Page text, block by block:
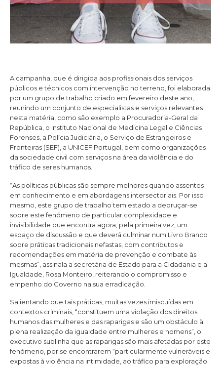
A campanha, que é dirigida aos profissionais dos serviços
públicos e técnicos com intervenção no terreno, foi elaborada
por um grupo de trabalho criado em fevereiro deste ano,
reunindo um conjunto de especialistas e serviços relevantes
nesta matéria, como são exemplo a Procuradoria-Geral da
República, o Instituto Nacional de Medicina Legal e Ciências
Forenses, a Polícia Judiciária, o Serviço de Estrangeiros e
Fronteiras (SEF), a UNICEF Portugal, bem como organizações
da sociedade civil com serviços na área da violência e do
tráfico de seres humanos.
“As políticas públicas são sempre melhores quando assentes
em conhecimento e em abordagens intersectoriais. Por isso
mesmo, este grupo de trabalho tem estado a debruçar-se
sobre este fenómeno de particular complexidade e
invisibilidade que encontra agora, pela primeira vez, um
espaço de discussão e que deverá culminar num Livro Branco
sobre práticas tradicionais nefastas, com contributos e
recomendações em matéria de prevenção e combate às
mesmas”, assinala a secretária de Estado para a Cidadania e a
Igualdade, Rosa Monteiro, reiterando o compromisso e
empenho do Governo na sua erradicação.
Salientando que tais práticas, muitas vezes imiscuídas em
contextos criminais, “constituem uma violação dos direitos
humanos das mulheres e das raparigas e são um obstáculo à
plena realização da igualdade entre mulheres e homens”, o
executivo sublinha que as raparigas são mais afetadas por este
fenómeno, por se encontrarem “particularmente vulneráveis e
expostas à violência na intimidade, ao tráfico para exploração